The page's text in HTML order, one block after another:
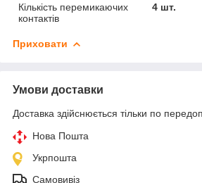
Кількість перемикаючих
контактів
4 шт.
Приховати
Умови доставки
Доставка здійснюється тільки по
Нова Пошта
Укрпошта
Самовивіз